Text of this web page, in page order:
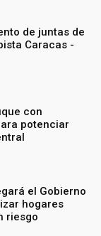
de juntas de
Caracas -
con
potenciar
el Gobierno
hogares
riesgo